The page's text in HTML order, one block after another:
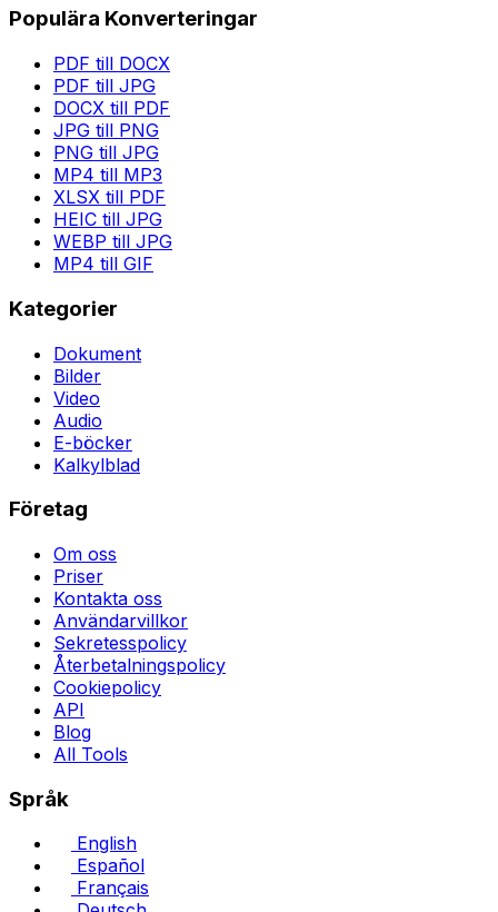
Populära Konverteringar
PDF till DOCX
PDF till JPG
DOCX till PDF
JPG till PNG
PNG till JPG
MP4 till MP3
XLSX till PDF
HEIC till JPG
WEBP till JPG
MP4 till GIF
Kategorier
Dokument
Bilder
Video
Audio
E-böcker
Kalkylblad
Företag
Om oss
Priser
Kontakta oss
Användarvillkor
Sekretesspolicy
Återbetalningspolicy
Cookiepolicy
API
Blog
All Tools
Språk
English
Español
Français